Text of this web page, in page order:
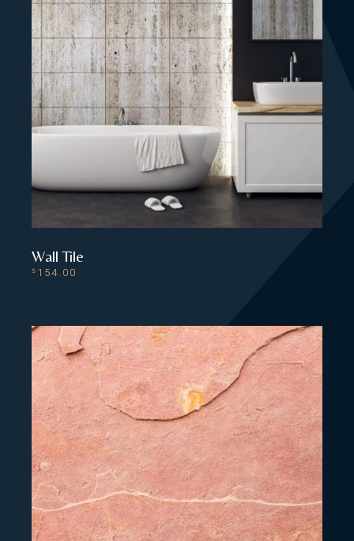
$ 154.00
Wall Tile